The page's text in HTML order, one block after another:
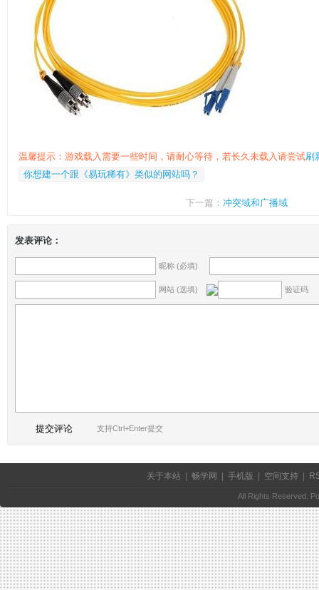
温馨提示：游戏载入需要一些时间，请耐心等待，若长久未载入请尝试刷
你想建一个跟《易玩稀有》类似的网站吗？
下一篇： 冲突域和广播域
发表评论：
昵称 (必填)
网站 (选填) 验证码
支持Ctrl+Enter提交
关于本站 畅学网 手机版 空间支持
All Rights Reserved.